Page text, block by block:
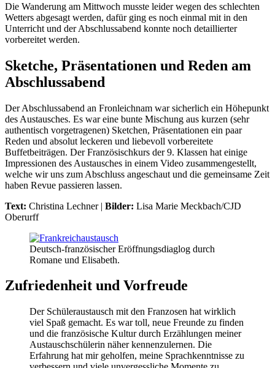
Die Wanderung am Mittwoch musste leider wegen des schlechten
Wetters abgesagt werden, dafür ging es noch einmal mit in den
Unterricht und der Abschlussabend konnte noch detaillierter
vorbereitet werden.
Sketche, Präsentationen und Reden am
Abschlussabend
Der Abschlussabend an Fronleichnam war sicherlich ein Höhepunkt
des Austausches. Es war eine bunte Mischung aus kurzen (sehr
authentisch vorgetragenen) Sketchen, Präsentationen ein paar
Reden und absolut leckeren und liebevoll vorbereitete
Buffetbeiträgen. Der Französischkurs der 9. Klassen hat einige
Impressionen des Austausches in einem Video zusammengestellt,
welche wir uns zum Abschluss angeschaut und die gemeinsame Zeit
haben Revue passieren lassen.
Text: Christina Lechner | Bilder: Lisa Marie Meckbach/CJD
Oberurff
Deutsch-französischer Eröffnungsdiaglog durch
Romane und Elisabeth.
Zufriedenheit und Vorfreude
Der Schüleraustausch mit den Franzosen hat wirklich
viel Spaß gemacht. Es war toll, neue Freunde zu finden
und die französische Kultur durch Erzählungen meiner
Austauschschülerin näher kennenzulernen. Die
Erfahrung hat mir geholfen, meine Sprachkenntnisse zu